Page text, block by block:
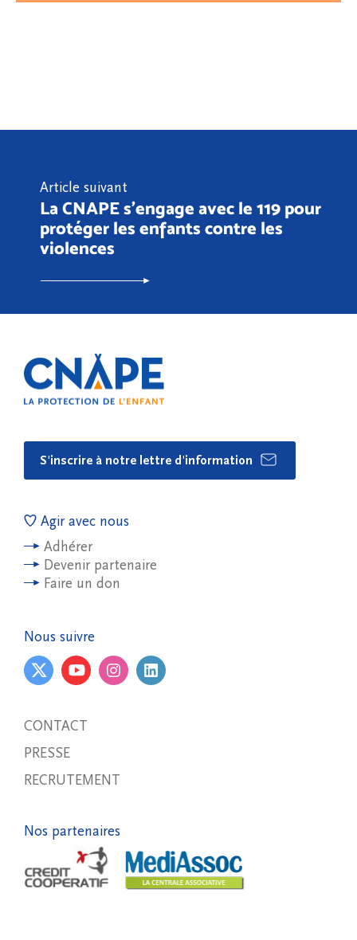
Article suivant
La CNAPE s’engage avec le 119 pour
protéger les enfants contre les
violences
S'inscrire à notre lettre d'information
Agir avec nous
Adhérer
Devenir partenaire
Faire un don
Nous suivre
CONTACT
PRESSE
RECRUTEMENT
Nos partenaires